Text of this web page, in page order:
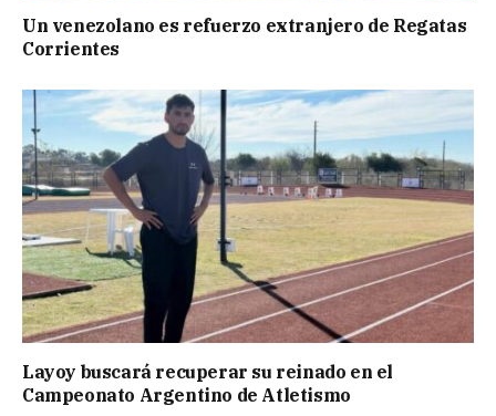
Un venezolano es refuerzo extranjero de Regatas
Corrientes
Layoy buscará recuperar su reinado en el
Campeonato Argentino de Atletismo